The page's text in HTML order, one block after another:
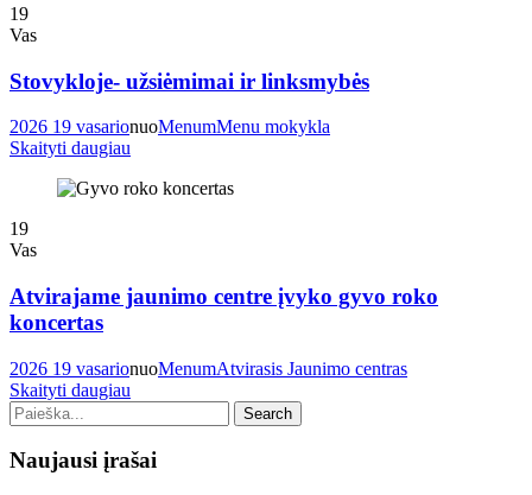
19
Vas
Stovykloje- užsiėmimai ir linksmybės
2026 19 vasarionuoMenumMenu mokykla
Skaityti daugiau
19
Vas
Atvirajame jaunimo centre įvyko gyvo roko
koncertas
2026 19 vasarionuoMenumAtvirasis Jaunimo centras
Skaityti daugiau
Naujausi įrašai